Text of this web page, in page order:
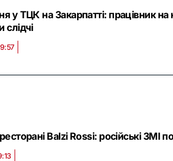
у ТЦК на Закарпатті: працівник
слідчі
Balzi Rossi: російські ЗМІ